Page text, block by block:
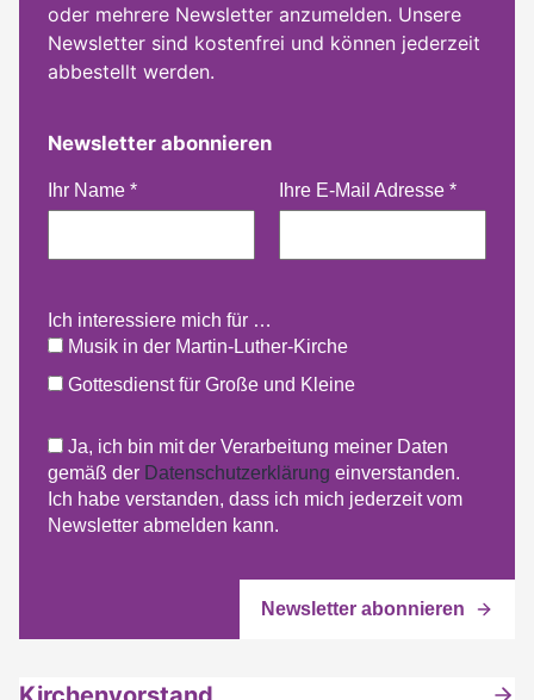
oder mehrere Newsletter anzumelden. Unsere
Newsletter sind kostenfrei und können jederzeit
abbestellt werden.
Newsletter abonnieren
Ihr Name * Ihre E-Mail Adresse *
Ich interessiere mich für …
Musik in der Martin-Luther-Kirche
Gottesdienst für Große und Kleine
Ja, ich bin mit der Verarbeitung meiner Daten
gemäß der Datenschutzerklärung einverstanden.
Ich habe verstanden, dass ich mich jederzeit vom
Newsletter abmelden kann.